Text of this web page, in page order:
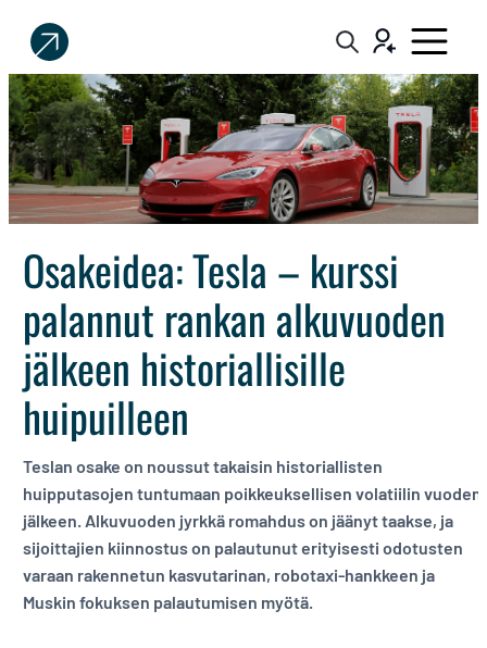
Sijoittaja.fi
Tee
parempia
sijoituspäätöksiä
Osakeidea: Tesla – kurssi
palannut rankan alkuvuoden
jälkeen historiallisille
huipuilleen
Teslan osake on noussut takaisin historiallisten
huipputasojen tuntumaan poikkeuksellisen volatiilin vuoden
jälkeen. Alkuvuoden jyrkkä romahdus on jäänyt taakse, ja
sijoittajien kiinnostus on palautunut erityisesti odotusten
varaan rakennetun kasvutarinan, robotaxi-hankkeen ja
Muskin fokuksen palautumisen myötä.